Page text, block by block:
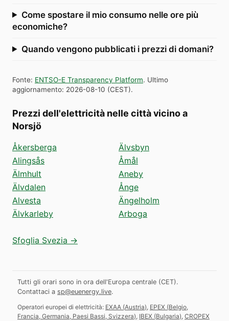
Come spostare il mio consumo nelle ore più
economiche?
Quando vengono pubblicati i prezzi di domani?
Fonte: ENTSO-E Transparency Platform. Ultimo
aggiornamento: 2026-08-10 (CEST).
Prezzi dell'elettricità nelle città vicino a
Norsjö
Åkersberga
Alingsås
Älmhult
Älvdalen
Alvesta
Älvkarleby
Älvsbyn
Åmål
Aneby
Ånge
Ängelholm
Arboga
Sfoglia Svezia →
Tutti gli orari sono in ora dell'Europa centrale (CET).
Contattaci a sp@euenergy.live.
Operatori europei di elettricità: EXAA (Austria) EPEX (Belgio,
Francia, Germania, Paesi Bassi, Svizzera) IBEX (Bulgaria) CROPEX